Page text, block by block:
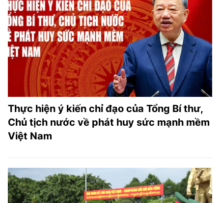
Thực hiện ý kiến chỉ đạo của Tổng Bí thư,
Chủ tịch nước về phát huy sức mạnh mềm
Việt Nam